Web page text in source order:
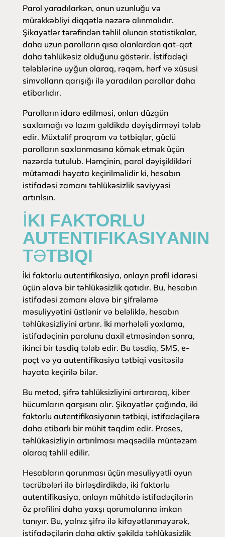
Parol yaradılarkən, onun uzunluğu və
mürəkkəbliyi diqqətlə nəzərə alınmalıdır.
Şikayətlər tərəfindən təhlil olunan statistikalar,
daha uzun parolların qısa olanlardan qat-qat
daha təhlükəsiz olduğunu göstərir. İstifadəçi
tələblərinə uyğun olaraq, rəqəm, hərf və xüsusi
simvolların qarışığı ilə yaradılan parollar daha
etibarlıdır.
Parolların idarə edilməsi, onları düzgün
saxlamağı və lazım gəldikdə dəyişdirməyi tələb
edir. Müxtəlif proqram və tətbiqlər, güclü
parolların saxlanmasına kömək etmək üçün
nəzərdə tutulub. Həmçinin, parol dəyişiklikləri
mütəmadi həyata keçirilməlidir ki, hesabın
istifadəsi zamanı təhlükəsizlik səviyyəsi
artırılsın.
İKI FAKTORLU
AUTENTIFIKASIYANIN
TƏTBIQI
İki faktorlu autentifikasiya, onlayn profil idarəsi
üçün əlavə bir təhlükəsizlik qatıdır. Bu, hesabın
istifadəsi zamanı əlavə bir şifrələmə
məsuliyyətini üstlənir və beləliklə, hesabın
təhlükəsizliyini artırır. İki mərhələli yoxlama,
istifadəçinin parolunu daxil etməsindən sonra,
ikinci bir təsdiq tələb edir. Bu təsdiq, SMS, e-
poçt və ya autentifikasiya tətbiqi vasitəsilə
həyata keçirilə bilər.
Bu metod, şifrə təhlüksizliyini artıraraq, kiber
hücumların qarşısını alır. Şikayətlər çağında, iki
faktorlu autentifikasiyanın tətbiqi, istifadəçilərə
daha etibarlı bir mühit təqdim edir. Proses,
təhlükəsizliyin artırılması məqsədilə müntəzəm
olaraq təhlil edilir.
Hesabların qorunması üçün məsuliyyətli oyun
təcrübələri ilə birləşdirdikdə, iki faktorlu
autentifikasiya, onlayn mühitdə istifadəçilərin
öz profilini daha yaxşı qorumalarına imkan
tanıyır. Bu, yalnız şifrə ilə kifayətlənməyərək,
istifadəçilərin daha aktiv şəkildə təhlükəsizlik